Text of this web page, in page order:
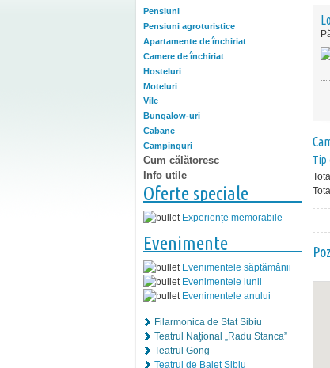
Pensiuni
Pensiuni agroturistice
Apartamente de închiriat
Camere de închiriat
Hosteluri
Moteluri
Vile
Bungalow-uri
Cabane
Campinguri
Cum călătoresc
Info utile
Oferte speciale
Experiențe memorabile
Evenimente
Evenimentele săptămânii
Evenimentele lunii
Evenimentele anului
Filarmonica de Stat Sibiu
Teatrul Naţional „Radu Stanca”
Teatrul Gong
Teatrul de Balet Sibiu
Tip